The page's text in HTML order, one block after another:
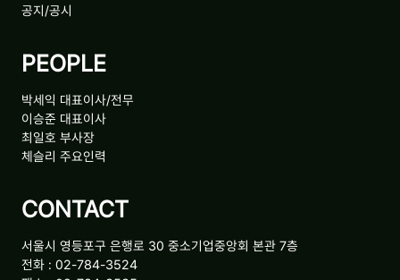
공지/공시
PEOPLE
박세익 대표이사/전무
이승준 대표이사
최일호 부사장
체슬리 주요인력
CONTACT
서울시 영등포구 은행로 30 중소기업중앙회 본관 7층
전화 : 02-784-3524